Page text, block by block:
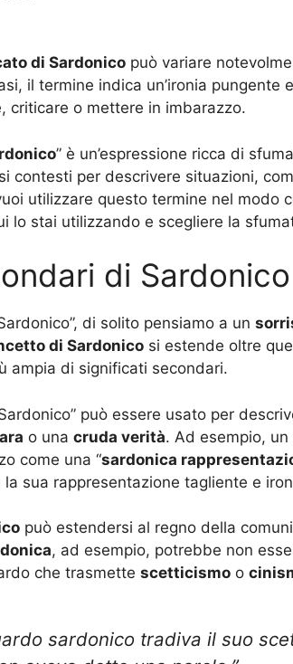
di Sardonico può variare
il termine indica un’ironia pungente
criticare o mettere in imbarazzo.
” è un’espressione ricca di
contesti per descrivere situazioni,
utilizzare questo termine nel modo
lo stai utilizzando e scegliere la
di Sardonico
di solito pensiamo a un
di Sardonico si estende oltre
ampia di significati secondari.
può essere usato per
o una cruda verità. Ad esempio,
come una “sardonica
la sua rappresentazione tagliente e
può estendersi al regno della
, ad esempio, potrebbe non
che trasmette scetticismo o
sardonico tradiva il suo